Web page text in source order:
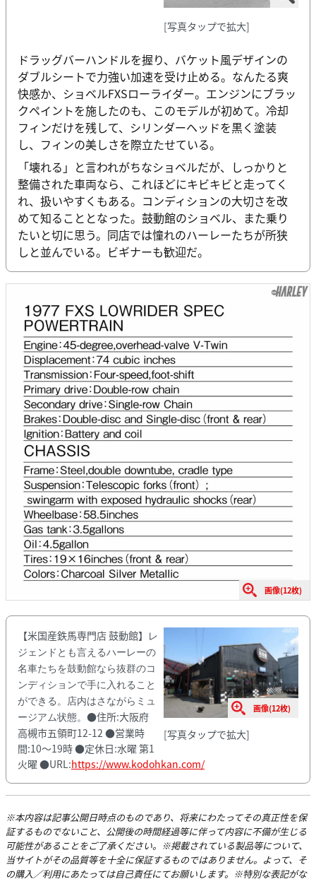
[写真タップで拡大]
ドラッグバーハンドルを握り、バケット風デザインの
ダブルシートで力強い加速を受け止める。なんたる爽
快感か、ショベルFXSローライダー。エンジンにブラッ
クペイントを施したのも、このモデルが初めて。冷却
フィンだけを残して、シリンダーヘッドを黒く塗装
し、フィンの美しさを際立たせている。
「壊れる」と言われがちなショベルだが、しっかりと
整備された車両なら、これほどにキビキビと走ってく
れ、扱いやすくもある。コンディションの大切さを改
めて知ることとなった。鼓動館のショベル、また乗り
たいと切に思う。同店では憧れのハーレーたちが所狭
しと並んでいる。ビギナーも歓迎だ。
画像(12枚)
画像(12枚)
[写真タップで拡大]
【米国産鉄馬専門店 鼓動館】
レ
ジェンドとも言えるハーレーの
名車たちを鼓動館なら抜群のコ
ンディションで手に入れること
ができる。店内はさながらミュ
ージアム状態。 ●住所:大阪府
高槻市五領町12-12 ●営業時
間:10〜19時 ●定休日:水曜 第1
火曜 ●URL:https://www.kodohkan.com/
※本内容は記事公開日時点のものであり、将来にわたってその真正性を保
証するものでないこと、公開後の時間経過等に伴って内容に不備が生じる
可能性があることをご了承ください。※掲載されている製品等について、
当サイトがその品質等を十全に保証するものではありません。よって、そ
の購入／利用にあたっては自己責任にてお願いします。※特別な表記がな